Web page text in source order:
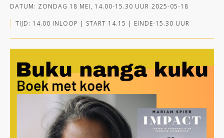
DATUM: ZONDAG 18 MEI, 14.00-15.30 UUR 2025-05-18
TIJD: 14.00 INLOOP | START 14.15 | EINDE-15.30 UUR